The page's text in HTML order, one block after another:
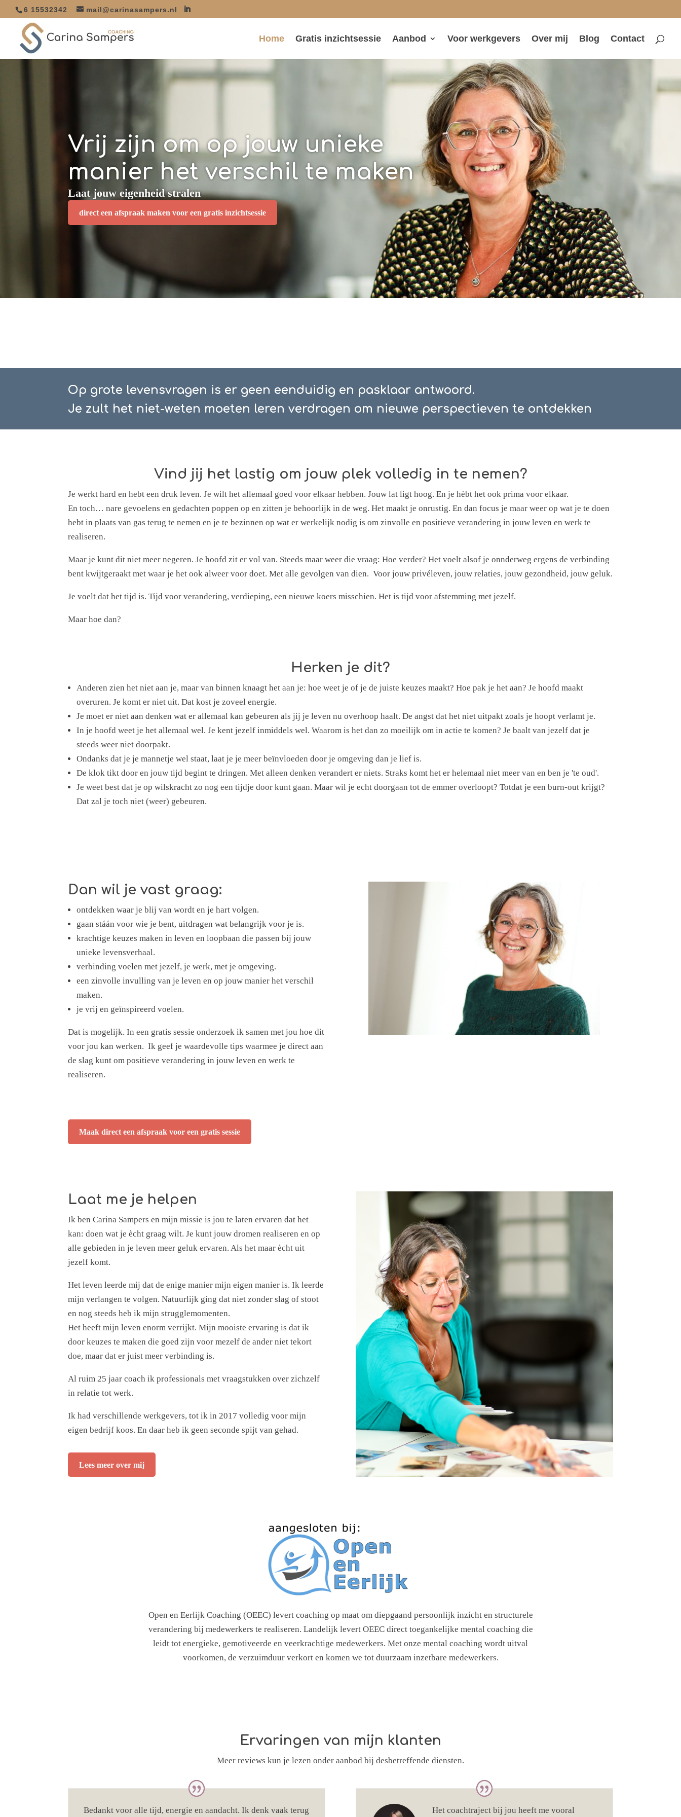
6 15532342 mail@carinasampers.nl
Home Gratis inzichtsessie Aanbod Voor werkgevers Over mij Blog Contact
Vrij zijn om op jouw unieke
manier het verschil te maken
Laat jouw eigenheid stralen
direct een afspraak maken voor een gratis inzichtsessie
Op grote levensvragen is er geen eenduidig en pasklaar antwoord.
Je zult het niet-weten moeten leren verdragen om nieuwe perspectieven te ontdekken
Vind jij het lastig om jouw plek volledig in te nemen?
Je werkt hard en hebt een druk leven. Je wilt het allemaal goed voor elkaar hebben. Jouw lat ligt hoog. En je hèbt het ook prima voor elkaar.
En toch… nare gevoelens en gedachten poppen op en zitten je behoorlijk in de weg. Het maakt je onrustig. En dan focus je maar weer op wat je te doen
hebt in plaats van gas terug te nemen en je te bezinnen op wat er werkelijk nodig is om zinvolle en positieve verandering in jouw leven en werk te
realiseren.
Maar je kunt dit niet meer negeren. Je hoofd zit er vol van. Steeds maar weer die vraag: Hoe verder? Het voelt alsof je onnderweg ergens de verbinding
bent kwijtgeraakt met waar je het ook alweer voor doet. Met alle gevolgen van dien. Voor jouw privéleven, jouw relaties, jouw gezondheid, jouw geluk.
Je voelt dat het tijd is. Tijd voor verandering, verdieping, een nieuwe koers misschien. Het is tijd voor afstemming met jezelf.
Maar hoe dan?
Herken je dit?
Anderen zien het niet aan je, maar van binnen knaagt het aan je: hoe weet je of je de juiste keuzes maakt? Hoe pak je het aan? Je hoofd maakt
overuren. Je komt er niet uit. Dat kost je zoveel energie.
Je moet er niet aan denken wat er allemaal kan gebeuren als jij je leven nu overhoop haalt. De angst dat het niet uitpakt zoals je hoopt verlamt je.
In je hoofd weet je het allemaal wel. Je kent jezelf inmiddels wel. Waarom is het dan zo moeilijk om in actie te komen? Je baalt van jezelf dat je
steeds weer niet doorpakt.
Ondanks dat je je mannetje wel staat, laat je je meer beïnvloeden door je omgeving dan je lief is.
De klok tikt door en jouw tijd begint te dringen. Met alleen denken verandert er niets. Straks komt het er helemaal niet meer van en ben je 'te oud'.
Je weet best dat je op wilskracht zo nog een tijdje door kunt gaan. Maar wil je echt doorgaan tot de emmer overloopt? Totdat je een burn-out krijgt?
Dat zal je toch niet (weer) gebeuren.
Dan wil je vast graag:
ontdekken waar je blij van wordt en je hart volgen.
gaan stáán voor wie je bent, uitdragen wat belangrijk voor je is.
krachtige keuzes maken in leven en loopbaan die passen bij jouw
unieke levensverhaal.
verbinding voelen met jezelf, je werk, met je omgeving.
een zinvolle invulling van je leven en op jouw manier het verschil
maken.
je vrij en geïnspireerd voelen.
Dat is mogelijk. In een gratis sessie onderzoek ik samen met jou hoe dit
voor jou kan werken. Ik geef je waardevolle tips waarmee je direct aan
de slag kunt om positieve verandering in jouw leven en werk te
realiseren.
Maak direct een afspraak voor een gratis sessie
Laat me je helpen
Ik ben Carina Sampers en mijn missie is jou te laten ervaren dat het
kan: doen wat je ècht graag wilt. Je kunt jouw dromen realiseren en op
alle gebieden in je leven meer geluk ervaren. Als het maar ècht uit
jezelf komt.
Het leven leerde mij dat de enige manier mijn eigen manier is. Ik leerde
mijn verlangen te volgen. Natuurlijk ging dat niet zonder slag of stoot
en nog steeds heb ik mijn strugglemomenten.
Het heeft mijn leven enorm verrijkt. Mijn mooiste ervaring is dat ik
door keuzes te maken die goed zijn voor mezelf de ander niet tekort
doe, maar dat er juist meer verbinding is.
Al ruim 25 jaar coach ik professionals met vraagstukken over zichzelf
in relatie tot werk.
Ik had verschillende werkgevers, tot ik in 2017 volledig voor mijn
eigen bedrijf koos. En daar heb ik geen seconde spijt van gehad.
Lees meer over mij
Open en Eerlijk Coaching (OEEC) levert coaching op maat om diepgaand persoonlijk inzicht en structurele
verandering bij medewerkers te realiseren. Landelijk levert OEEC direct toegankelijke mental coaching die
leidt tot energieke, gemotiveerde en veerkrachtige medewerkers. Met onze mental coaching wordt uitval
voorkomen, de verzuimduur verkort en komen we tot duurzaam inzetbare medewerkers.
Ervaringen van mijn klanten
Meer reviews kun je lezen onder aanbod bij desbetreffende diensten.
Bedankt voor alle tijd, energie en aandacht. Ik denk vaak terug Het coachtraject bij jou heeft me vooral